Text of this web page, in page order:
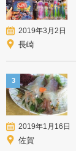
2019年3月2日
長崎
3
2019年1月16日
佐賀